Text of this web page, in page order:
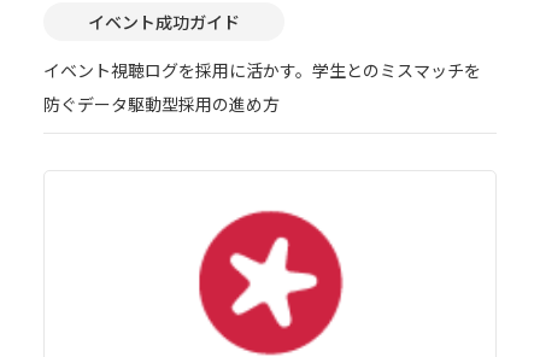
イベント成功ガイド
イベント視聴ログを採用に活かす。学生とのミスマッチを
防ぐデータ駆動型採用の進め方